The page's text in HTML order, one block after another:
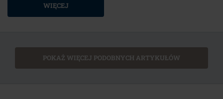
WIĘCEJ
POKAŻ WIĘCEJ PODOBNYCH ARTYKUŁÓW